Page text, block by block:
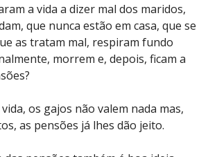
a vida a dizer mal dos maridos,
que nunca estão em casa, que se
as tratam mal, respiram fundo
morrem e, depois, ficam a
os gajos não valem nada mas,
as pensões já lhes dão jeito.